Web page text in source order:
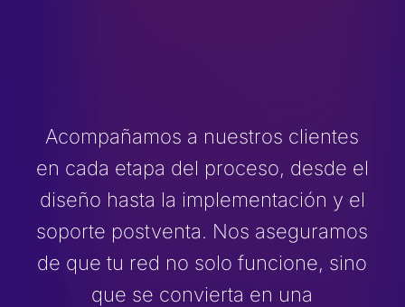
Acompañamos a nuestros clientes
en cada etapa del proceso, desde el
diseño hasta la implementación y el
soporte postventa. Nos aseguramos
de que tu red no solo funcione, sino
que se convierta en una